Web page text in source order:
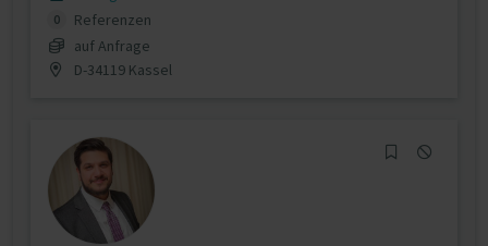
0
Referenzen
auf Anfrage
D-34119 Kassel